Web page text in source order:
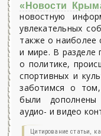
«Новости
новостную
увлекательных
также о наиболее
и мире. В разделе
о политике,
спортивных и
заботимся о
были дополнены
аудио- и видео
Цитирование статьи,